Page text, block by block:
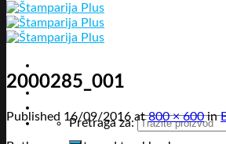
Pretraga za:
2000285_001
Published 16/09/2016 at800 × 600in